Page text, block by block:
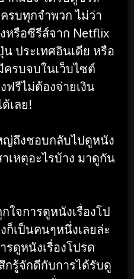
บทุกจำพวก ไม่ว่า
หรือซีรีส์จาก Netflix
ประเทศอินเดีย หรือ
ครบจบในเว็บไซต์
รีไม่ต้องจ่ายเงิน
เลย!
ญ่ถึงชอบกลับไปดูหนัง
เหตุอะไรบ้าง มาดูกัน
ใจการดูหนังเรื่องโป
ก็เป็นคนๆหนึ่งเลยล่ะ
ดูหนังเรื่องโปรด
กรู้จักดีกับการได้รับดู